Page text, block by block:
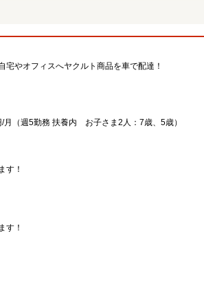
やオフィスへヤクルト商品を車で配達！
（週5勤務 扶養内 お子さま2人：7歳、5歳）
す！
す！